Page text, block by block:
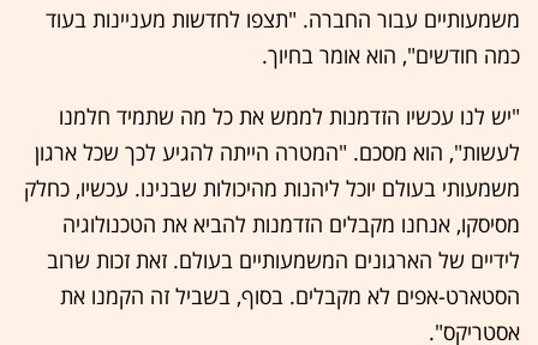
משמעותיים עבור החברה. "תצפו לחדשות מעניינות בעוד
כמה חודשים", הוא אומר בחיוך.
"יש לנו עכשיו הזדמנות לממש את כל מה שתמיד חלמנו
לעשות", הוא מסכם. "המטרה הייתה להגיע לכך שכל ארגון
משמעותי בעולם יוכל ליהנות מהיכולות שבנינו. עכשיו, כחלק
מסיסקו, אנחנו מקבלים הזדמנות להביא את הטכנולוגיה
לידיים של הארגונים המשמעותיים בעולם. זאת זכות שרוב
הסטארט-אפים לא מקבלים. בסוף, בשביל זה הקמנו את
אסטריקס".